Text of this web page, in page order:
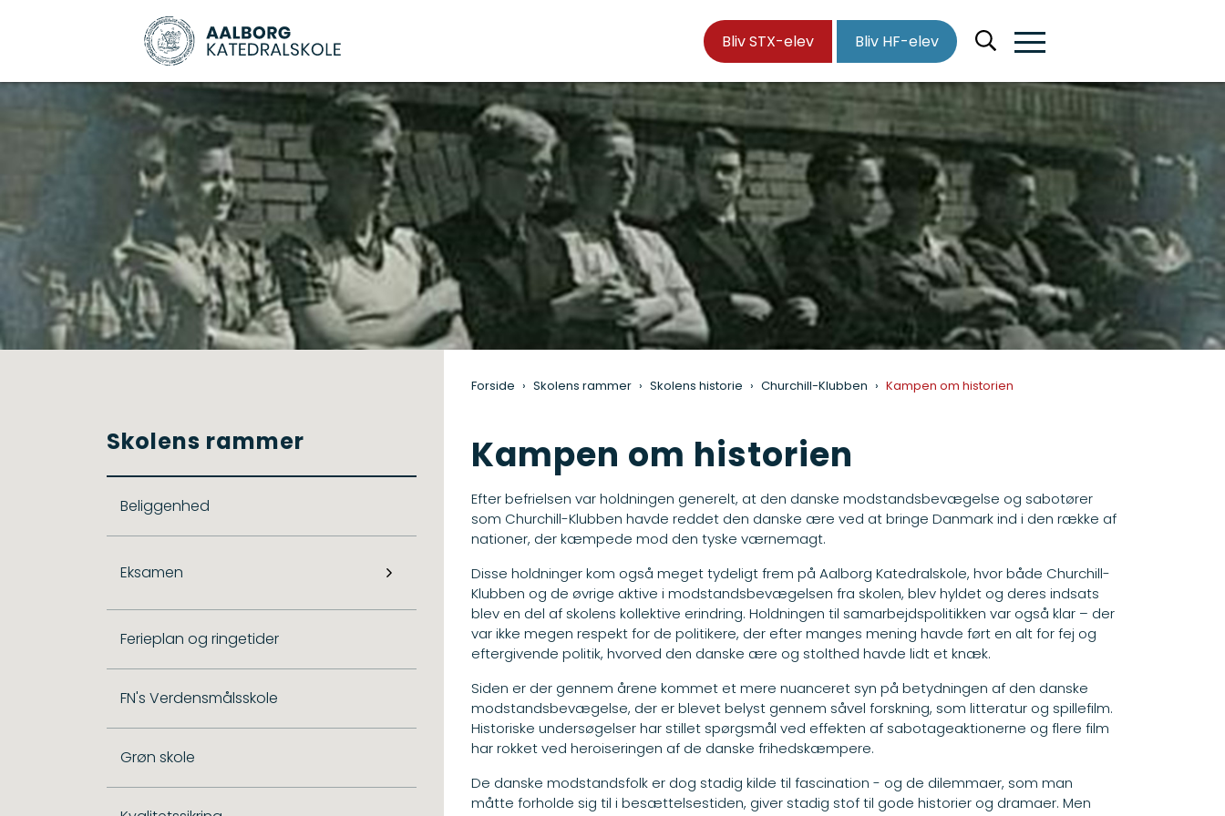
Bliv STX-elev Bliv HF-elev
Forside Skolens rammer Skolens historie Churchill-Klubben Kampen om historien
Skolens rammer
Beliggenhed
Eksamen
Ferieplan og ringetider
FN's Verdensmålsskole
Grøn skole
Kampen om historien
Efter befrielsen var holdningen generelt, at den danske modstandsbevægelse og sabotører
som Churchill-Klubben havde reddet den danske ære ved at bringe Danmark ind i den række af
nationer, der kæmpede mod den tyske værnemagt.
Disse holdninger kom også meget tydeligt frem på Aalborg Katedralskole, hvor både Churchill-
Klubben og de øvrige aktive i modstandsbevægelsen fra skolen, blev hyldet og deres indsats
blev en del af skolens kollektive erindring. Holdningen til samarbejdspolitikken var også klar – der
var ikke megen respekt for de politikere, der efter manges mening havde ført en alt for fej og
eftergivende politik, hvorved den danske ære og stolthed havde lidt et knæk.
Siden er der gennem årene kommet et mere nuanceret syn på betydningen af den danske
modstandsbevægelse, der er blevet belyst gennem såvel forskning, som litteratur og spillefilm.
Historiske undersøgelser har stillet spørgsmål ved effekten af sabotageaktionerne og flere film
har rokket ved heroiseringen af de danske frihedskæmpere.
De danske modstandsfolk er dog stadig kilde til fascination - og de dilemmaer, som man
måtte forholde sig til i besættelsestiden, giver stadig stof til gode historier og dramaer. Men